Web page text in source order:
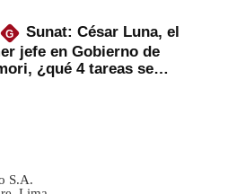
G
Sunat: César Luna, el
jefe en Gobierno de
¿qué 4 tareas se
S.A.